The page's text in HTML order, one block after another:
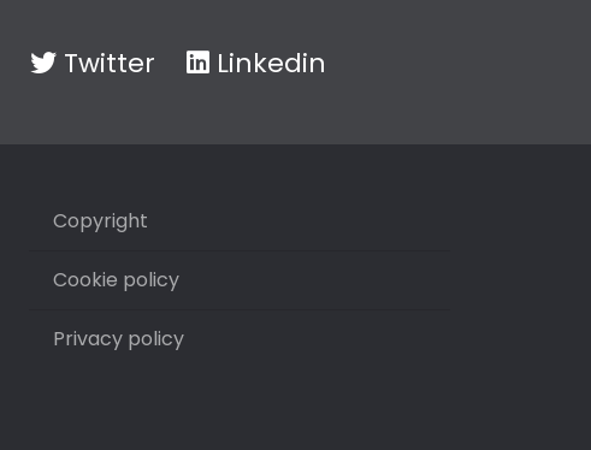
Twitter Linkedin
Copyright
Cookie policy
Privacy policy